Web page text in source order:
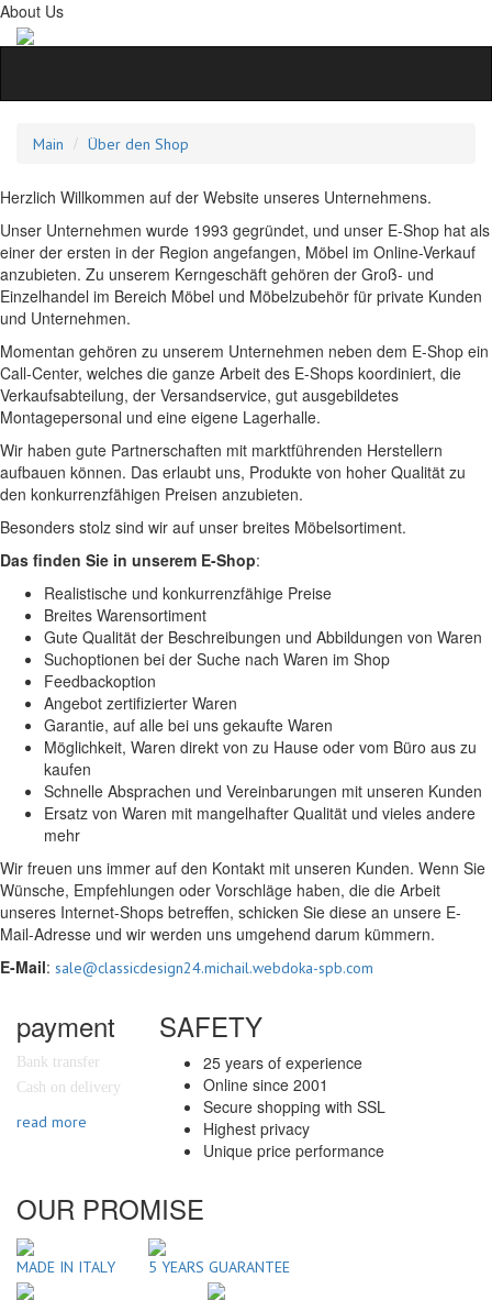
About Us
Main Über den Shop
Herzlich Willkommen auf der Website unseres Unternehmens.
Unser Unternehmen wurde 1993 gegründet, und unser E-Shop hat als
einer der ersten in der Region angefangen, Möbel im Online-Verkauf
anzubieten. Zu unserem Kerngeschäft gehören der Groß- und
Einzelhandel im Bereich Möbel und Möbelzubehör für private Kunden
und Unternehmen.
Momentan gehören zu unserem Unternehmen neben dem E-Shop ein
Call-Center, welches die ganze Arbeit des E-Shops koordiniert, die
Verkaufsabteilung, der Versandservice, gut ausgebildetes
Montagepersonal und eine eigene Lagerhalle.
Wir haben gute Partnerschaften mit marktführenden Herstellern
aufbauen können. Das erlaubt uns, Produkte von hoher Qualität zu
den konkurrenzfähigen Preisen anzubieten.
Besonders stolz sind wir auf unser breites Möbelsortiment.
Das finden Sie in unserem E-Shop:
Realistische und konkurrenzfähige Preise
Breites Warensortiment
Gute Qualität der Beschreibungen und Abbildungen von Waren
Suchoptionen bei der Suche nach Waren im Shop
Feedbackoption
Angebot zertifizierter Waren
Garantie, auf alle bei uns gekaufte Waren
Möglichkeit, Waren direkt von zu Hause oder vom Büro aus zu
kaufen
Schnelle Absprachen und Vereinbarungen mit unseren Kunden
Ersatz von Waren mit mangelhafter Qualität und vieles andere
mehr
Wir freuen uns immer auf den Kontakt mit unseren Kunden. Wenn Sie
Wünsche, Empfehlungen oder Vorschläge haben, die die Arbeit
unseres Internet-Shops betreffen, schicken Sie diese an unsere E-
Mail-Adresse und wir werden uns umgehend darum kümmern.
E-Mail: sale@classicdesign24.michail.webdoka-spb.com
payment
Bank transfer
Cash on delivery
read more
SAFETY
25 years of experience
Online since 2001
Secure shopping with SSL
Highest privacy
Unique price performance
OUR PROMISE
MADE IN ITALY 5 YEARS GUARANTEE